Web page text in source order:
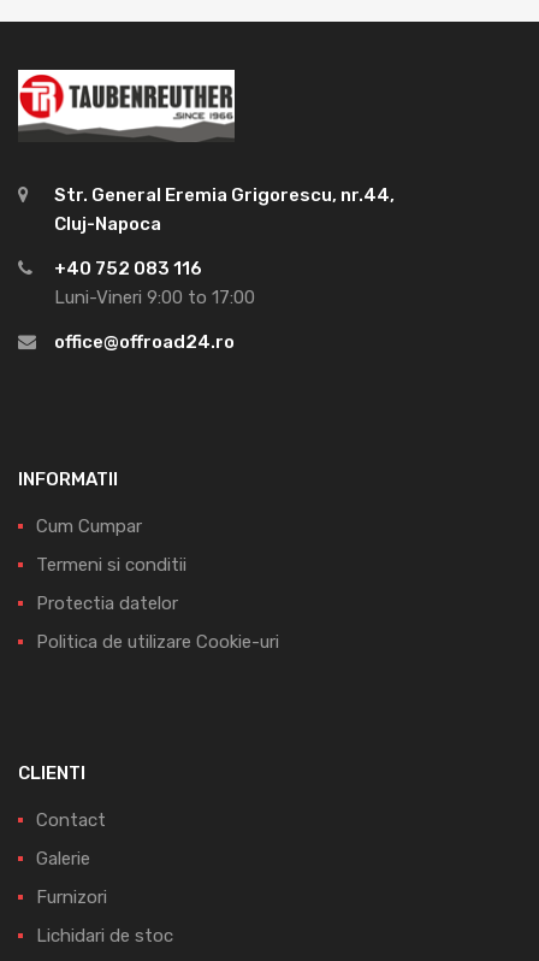
Str. General Eremia Grigorescu, nr.44,
Cluj-Napoca
+40 752 083 116
Luni-Vineri 9:00 to 17:00
office@offroad24.ro
INFORMATII
Cum Cumpar
Termeni si conditii
Protectia datelor
Politica de utilizare Cookie-uri
CLIENTI
Contact
Galerie
Furnizori
Lichidari de stoc